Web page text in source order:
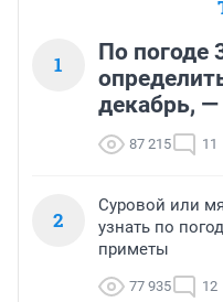
1
По погоде
декабрь,
87 215 11
2
Суровой или
узнать по
приметы
77 935 12